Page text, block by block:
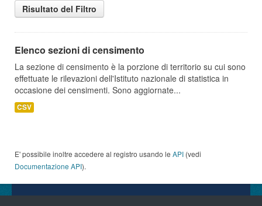
Risultato del Filtro
Elenco sezioni di censimento
La sezione di censimento è la porzione di territorio su cui sono
effettuate le rilevazioni dell'Istituto nazionale di statistica in
occasione dei censimenti. Sono aggiornate...
CSV
E' possibile inoltre accedere al registro usando le API (vedi
Documentazione API).